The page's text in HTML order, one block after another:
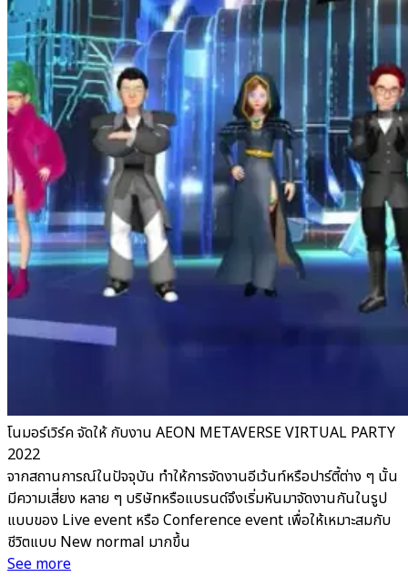
โนมอร์เวิร์ค จัดให้ กับงาน AEON METAVERSE VIRTUAL PARTY
2022
จากสถานการณ์ในปัจจุบัน ทำให้การจัดงานอีเว้นท์หรือปาร์ตี้ต่าง ๆ นั้น
มีความเสี่ยง หลาย ๆ บริษัทหรือแบรนด์จึงเริ่มหันมาจัดงานกันในรูป
แบบของ Live event หรือ Conference event เพื่อให้เหมาะสมกับ
ชีวิตแบบ New normal มากขึ้น
See more